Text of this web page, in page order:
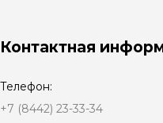
Контактная
Телефон:
+7 (8442) 23-33-34